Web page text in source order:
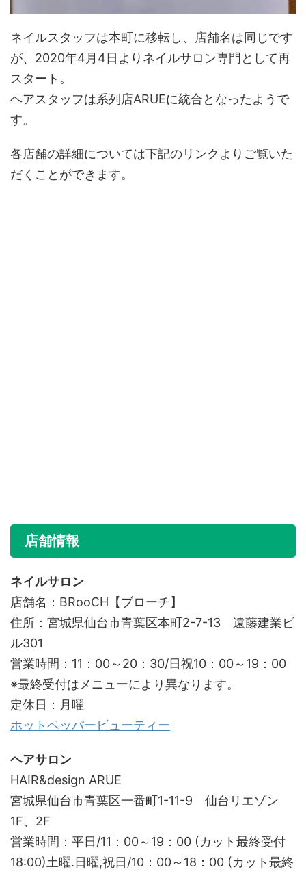
ネイルスタッフは本町に移転し、店舗名は同じです
が、2020年4月4日よりネイルサロン専門として再
スタート。
ヘアスタッフは系列店ARUEに統合となったようで
す。
各店舗の詳細については下記のリンクよりご覧いた
だくことができます。
店舗情報
ネイルサロン
店舗名：BRooCH【ブローチ】
住所：宮城県仙台市青葉区本町2-7-13 遠藤建業ビ
ル301
営業時間：11：00～20：30/日祝10：00～19：00
※最終受付はメニューにより異なります。
定休日：月曜
ホットペッパービューティー
ヘアサロン
HAIR&design ARUE
宮城県仙台市青葉区一番町1-11-9 仙台リエゾン
1F、2F
営業時間：平日/11：00～19：00 (カット最終受付
18:00)土曜.日曜,祝日/10：00～18：00 (カット最終